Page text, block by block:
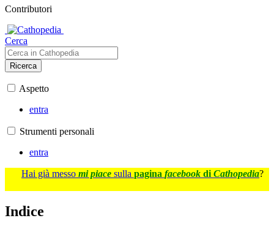
Contributori
Cerca
Ricerca
Aspetto
entra
Strumenti personali
entra
Hai già messo mi piace sulla pagina facebook di Cathopedia?
Indice